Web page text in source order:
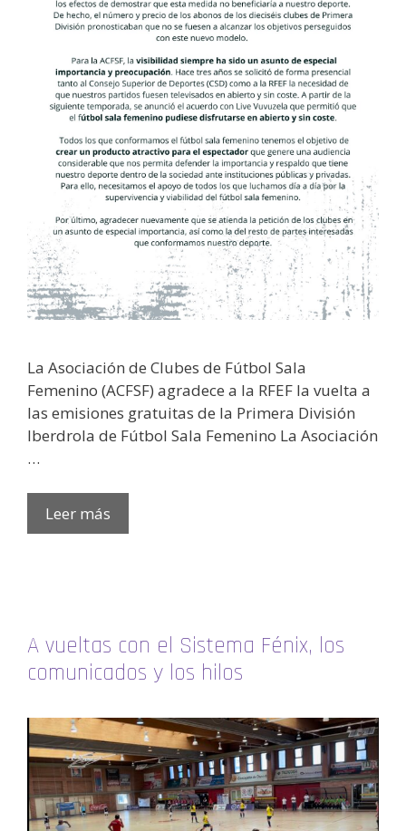
La Asociación de Clubes de Fútbol Sala
Femenino (ACFSF) agradece a la RFEF la vuelta a
las emisiones gratuitas de la Primera División
Iberdrola de Fútbol Sala Femenino La Asociación
…
Leer más
A vueltas con el Sistema Fénix, los
comunicados y los hilos